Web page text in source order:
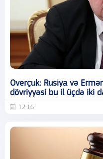
Overçuk: Rusiya və
dövriyyəsi bu il üçdə iki
12:16